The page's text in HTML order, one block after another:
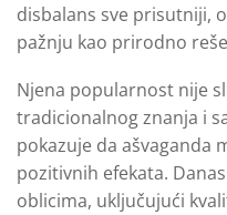
disbalans sve prisutniji,
pažnju kao prirodno
Njena popularnost nije
tradicionalnog znanja i
pokazuje da ašvaganda
pozitivnih efekata.
oblicima, uključujući